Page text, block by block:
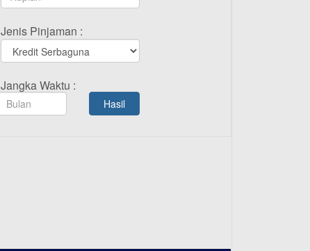
TAMASHA Bulan September 2025
20-09-2025
Daftar Pemenang Undian
TAMASHA Bulan Agustus 2025
Jenis Pinjaman :
Jangka Waktu :
Hasil